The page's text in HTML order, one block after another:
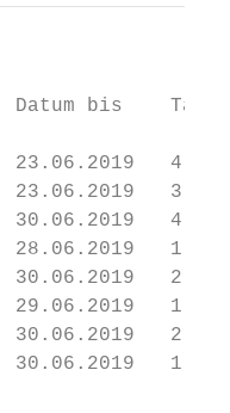
Datum bis
23.06.2019   4
23.06.2019   3
30.06.2019   4
28.06.2019   1
30.06.2019
29.06.2019
30.06.2019
30.06.2019